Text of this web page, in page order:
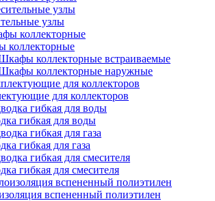
узлы
коллекторные
коллекторные встраиваемые
коллекторные наружные
для коллекторов
гибкая для воды
гибкая для газа
гибкая для смесителя
вспененный полиэтилен